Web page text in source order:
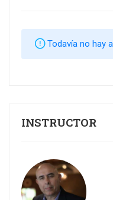
Todavía no hay
INSTRUCTOR